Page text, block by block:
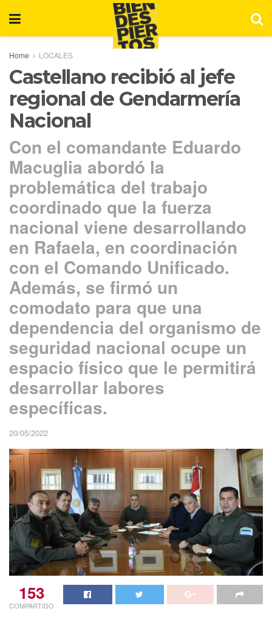
Home LOCALES
Castellano recibió al jefe
regional de Gendarmería
Nacional
Con el comandante Eduardo
Macuglia abordó la
problemática del trabajo
coordinado que la fuerza
nacional viene desarrollando
en Rafaela, en coordinación
con el Comando Unificado.
Además, se firmó un
comodato para que una
dependencia del organismo de
seguridad nacional ocupe un
espacio físico que le permitirá
desarrollar labores
específicas.
20/05/2022
153
COMPARTIDO